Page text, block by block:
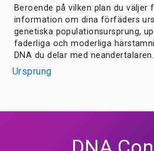
Beroende på vilken plan du
information om dina förfäders
genetiska populationsursprung,
faderliga och moderliga
DNA du delar med neandertalaren.
Ursprung